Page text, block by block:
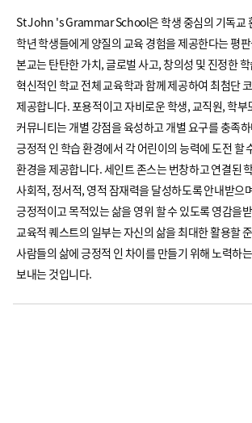
St John 's Grammar School은 학생 중심의 기독교
학년 학생들에게 양질의 교육 경험을 제공한다는 평
본교는 탄탄한 가치, 글로벌 사고, 창의성 및 진정한
혁신적인 학교 전체 교육학과 함께 제공하여 최첨단
제공합니다. 포용적이고 자비로운 학생, 교직원, 학부
커뮤니티는 개별 강점을 육성하고 개별 요구를 충족
긍정적 인 학습 환경에서 각 어린이의 능력에 도전 할
환경을 제공합니다. 세인트 존스는 번창하고 연결된
사회적, 정서적, 영적 잠재력을 달성하도록 안내받으
긍정적이고 목적있는 삶을 영위 할 수 있도록 영감을
교육적 퀘스트의 일부는 자신의 삶을 최대한 활용할
사람들의 삶에 긍정적 인 차이를 만들기 위해 노력하
보내는 것입니다.